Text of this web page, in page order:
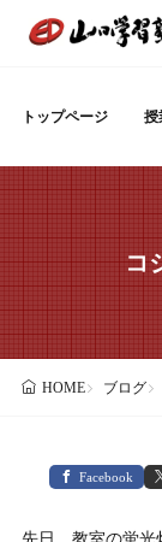
トップページ 授
コ
HOME ブログ
Facebook